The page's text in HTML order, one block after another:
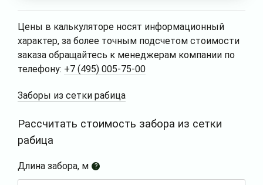
Цены в калькуляторе носят информационный
характер, за более точным подсчетом стоимости
заказа обращайтесь к менеджерам компании по
телефону: +7 (495) 005-75-00
Заборы из сетки рабица
Рассчитать стоимость забора из сетки
рабица
Длина забора, м ?